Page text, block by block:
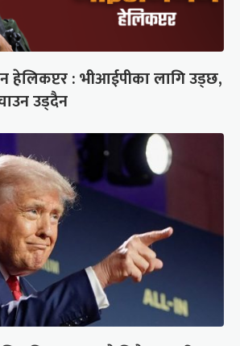
हेलिकप्टर : भीआईपीका लागि उड्छ,
उड्दैन